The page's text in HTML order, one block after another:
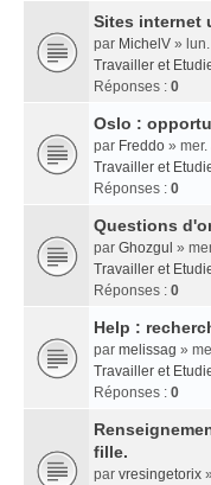
Sites internet
par MichelV »
Travailler et
Réponses : 0
Oslo :
par Freddo »
Travailler et
Réponses : 0
Questions
par Ghozgul »
Travailler et
Réponses : 0
Help :
par melissag »
Travailler et
Réponses : 0
fille.
par vresingetorix